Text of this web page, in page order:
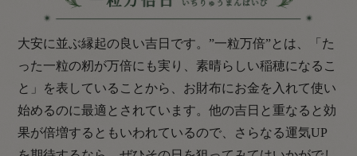
大安に並ぶ縁起の良い吉日です。”一粒万倍”とは、「た
った一粒の籾が万倍にも実り、素晴らしい稲穂になるこ
と」を表していることから、お財布にお金を入れて使い
始めるのに最適とされています。他の吉日と重なると効
果が倍増するともいわれているので、さらなる運気UP